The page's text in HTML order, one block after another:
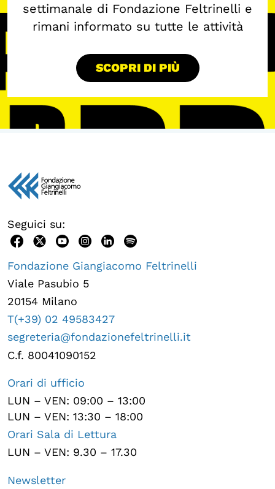
settimanale di Fondazione Feltrinelli e
rimani informato su tutte le attività
SCOPRI DI PIÙ
Seguici su:
Fondazione Giangiacomo Feltrinelli
Viale Pasubio 5
20154 Milano
T(+39) 02 49583427
segreteria@fondazionefeltrinelli.it
C.f. 80041090152
Orari di ufficio
LUN – VEN: 09:00 – 13:00
LUN – VEN: 13:30 – 18:00
Orari Sala di Lettura
LUN – VEN: 9.30 – 17.30
Newsletter